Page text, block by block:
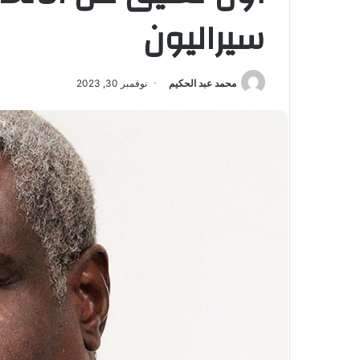
سيراليون
محمد عبد الحكيم نوفمبر 30, 2023